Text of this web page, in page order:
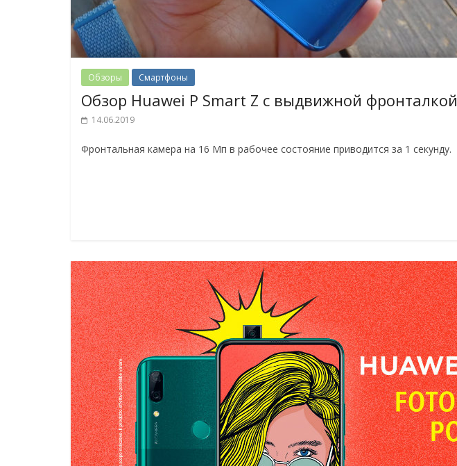
Обзоры Смартфоны
Обзор Huawei P Smart Z с выдвижной фронталкой
14.06.2019
Фронтальная камера на 16 Мп в рабочее состояние приводится за 1 секунду.